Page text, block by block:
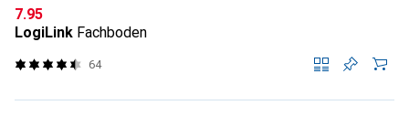
CHF
7.95
LogiLink Fachboden
64